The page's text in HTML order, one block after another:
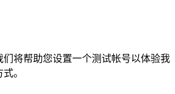
将帮助您设置一个测试帐号以体验我
。